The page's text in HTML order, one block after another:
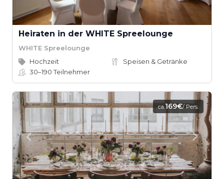
Heiraten in der WHITE Spreelounge
WHITE Spreelounge
Hochzeit
Speisen & Getränke
30–190Teilnehmer
ca.169€/ Pers.